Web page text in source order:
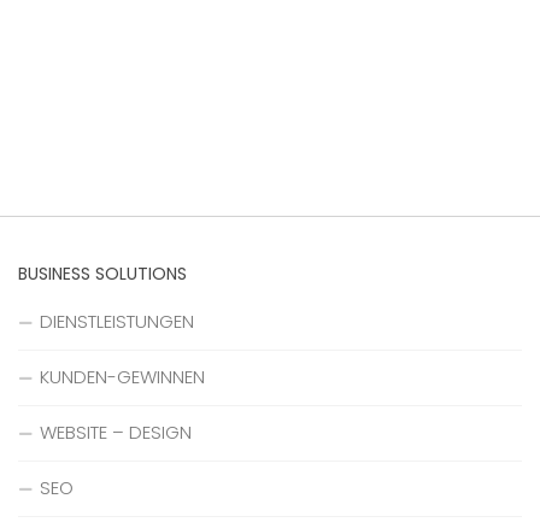
BUSINESS SOLUTIONS
DIENSTLEISTUNGEN
KUNDEN-GEWINNEN
WEBSITE – DESIGN
SEO